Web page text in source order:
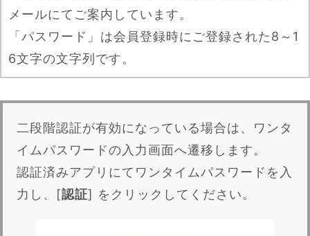
メールにてご案内しています。
「パスワード」は会員登録時にご登録された8～1
6文字の文字列です。
二段階認証が有効になっている場合は、ワンタ
イムパスワードの入力画面へ遷移します。
認証済みアプリにてワンタイムパスワードを入
力し、[認証] をクリックしてください。